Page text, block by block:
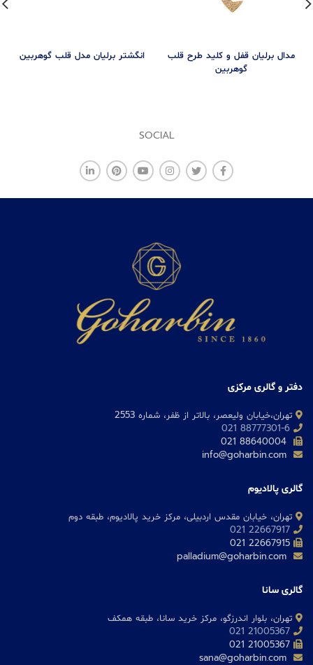
مدال برلیان قفل و کلید طرح قلب
گوهربین
انگشتر برلیان مدل قلب گوهربین
SOCIAL
دفتر و گالری مرکزی
تهران،خیابان ولیعصر، بالاتر از ظفر، شماره 2553
88777301-6 021
گالری پالادیوم
تهران، خیابان مقدس اردبیلی، مرکز خرید پالادیوم، طبقه دوم
22667917 021
گالری سانا
تهران، بلوار اندرزگو، مرکز خرید سانا، طبقه همکف
21005367 021